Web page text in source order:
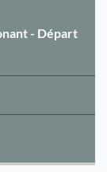
- Départ